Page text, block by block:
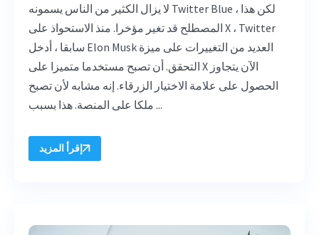
لا يزال الكثير من الناس يسمونه Twitter Blue ، لكن هذا
المصطلح قد تغير مؤخرا. منذ الاستحواذ على X ، Twitter
سابقا ، أدخل Elon Musk العديد من التغييرات على ميزة
التحقق. أن تصبح مستخدما متميزا على X الآن يتجاوز
الحصول على علامة الاختيار الزرقاء. إنه مشابه لأن تصبح
ملكا على المنصة. هذا بسبب ...
إقرأ المزيد